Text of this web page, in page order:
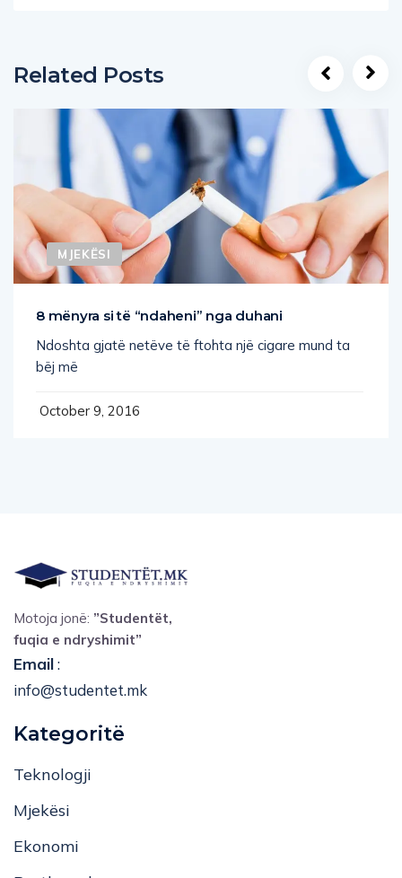
Related Posts
MJEKËSI
8 mënyra si të “ndaheni” nga duhani
Ndoshta gjatë netëve të ftohta një cigare mund ta
bëj më
October 9, 2016
Motoja jonë: ”Studentët,
fuqia e ndryshimit”
Email:
info@studentet.mk
Kategoritë
Teknologji
Mjekësi
Ekonomi